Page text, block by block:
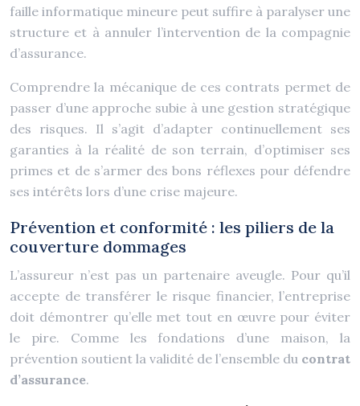
faille informatique mineure peut suffire à paralyser une
structure et à annuler l’intervention de la compagnie
d’assurance.
Comprendre la mécanique de ces contrats permet de
passer d’une approche subie à une gestion stratégique
des risques. Il s’agit d’adapter continuellement ses
garanties à la réalité de son terrain, d’optimiser ses
primes et de s’armer des bons réflexes pour défendre
ses intérêts lors d’une crise majeure.
Prévention et conformité : les piliers de la
couverture dommages
L’assureur n’est pas un partenaire aveugle. Pour qu’il
accepte de transférer le risque financier, l’entreprise
doit démontrer qu’elle met tout en œuvre pour éviter
le pire. Comme les fondations d’une maison, la
prévention soutient la validité de l’ensemble du contrat
d’assurance.